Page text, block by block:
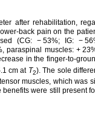
after rehabilitation,
back pain on the
(CG: − 53%; IG: −
paraspinal muscles: +
in the finger-to-
cm at T2). The sole
muscles, which was
were still present